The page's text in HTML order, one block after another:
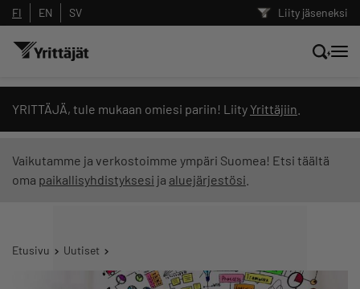
Liity jäseneksi
FI EN SV
YRITTÄJÄ, tule mukaan omiesi pariin! Liity Yrittäjiin
Vaikutamme ja verkostoimme ympäri Suomea! Etsi täältä
oma paikallisyhdistyksesi ja aluejärjestösi
Etusivu Uutiset
Hae sivustolta tai kysy suoraan
Yrittäjien tekoälyltä
Suodata hakutuloksia: näytä kaikki sisältö